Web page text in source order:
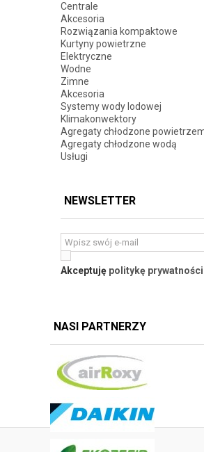
Centrale
Akcesoria
Rozwiązania kompaktowe
Kurtyny powietrzne
Elektryczne
Wodne
Zimne
Akcesoria
Systemy wody lodowej
Klimakonwektory
Agregaty chłodzone
Agregaty chłodzone wodą
Usługi
NEWSLETTER
Akceptuję politykę prywatności
NASI PARTNERZY